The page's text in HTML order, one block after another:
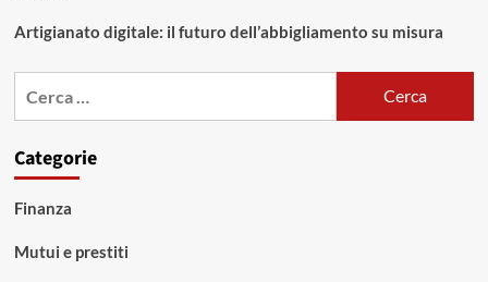
Artigianato digitale: il futuro dell’abbigliamento su misura
Categorie
Finanza
Mutui e prestiti